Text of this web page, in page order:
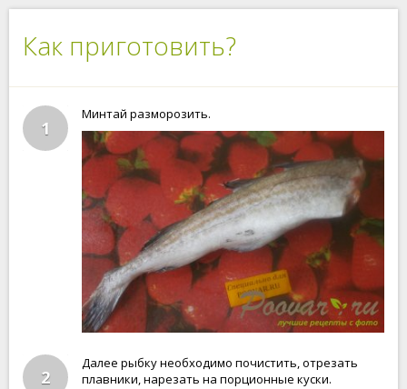
Как приготовить?
1
Минтай разморозить.
2
Далее рыбку необходимо почистить, отрезать
плавники, нарезать на порционные куски.